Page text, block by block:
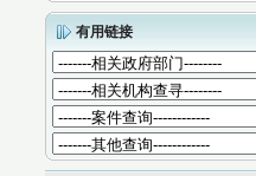
有用链接